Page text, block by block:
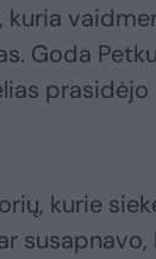
Goda
kurie